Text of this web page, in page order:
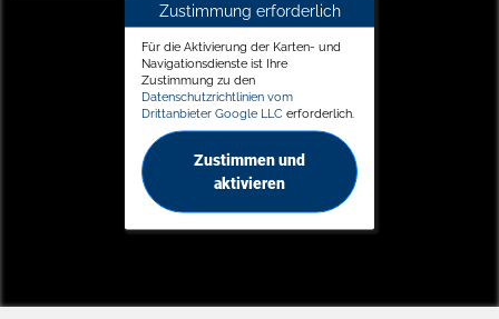
Zustimmung erforderlich
Für die Aktivierung der Karten- und
Navigationsdienste ist Ihre
Zustimmung zu den
Datenschutzrichtlinien vom
Drittanbieter Google LLC erforderlich.
Zustimmen und
aktivieren